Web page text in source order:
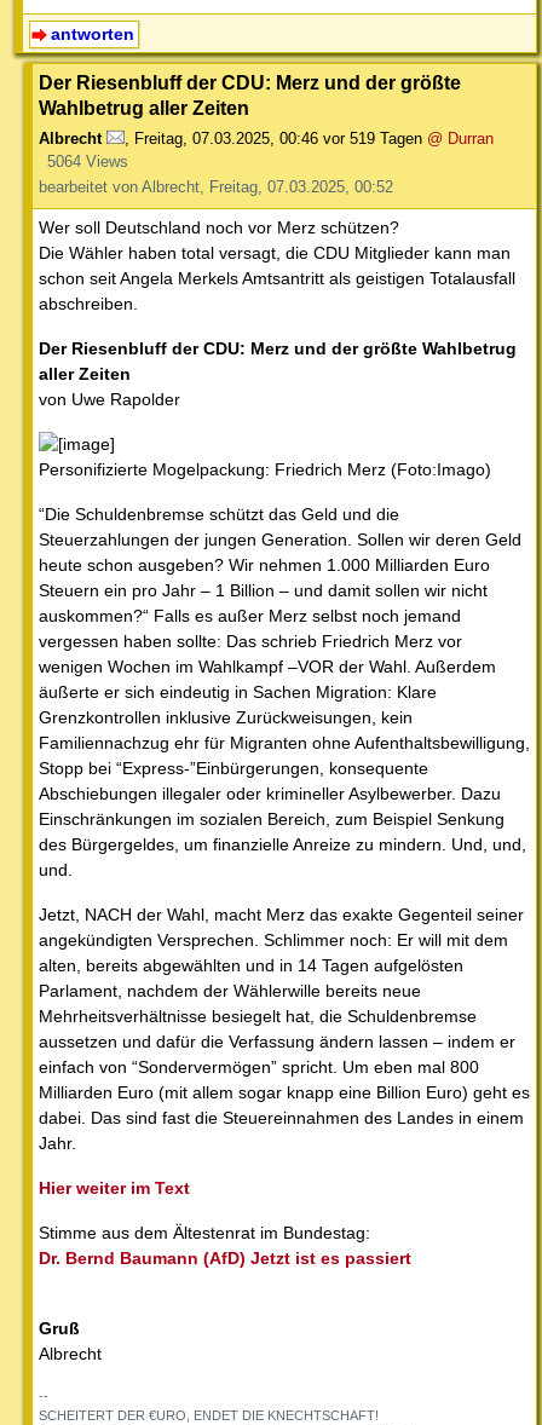
antworten
Der Riesenbluff der CDU: Merz und der größte
Wahlbetrug aller Zeiten
Albrecht Freitag, 07.03.2025, 00:46 vor 519 Tagen @ Durran
5064 Views
bearbeitet von Albrecht, Freitag, 07.03.2025, 00:52
Wer soll Deutschland noch vor Merz schützen?
Die Wähler haben total versagt, die CDU Mitglieder kann man
schon seit Angela Merkels Amtsantritt als geistigen Totalausfall
abschreiben.
Der Riesenbluff der CDU: Merz und der größte Wahlbetrug
aller Zeiten
von Uwe Rapolder
Personifizierte Mogelpackung: Friedrich Merz (Foto:Imago)
“Die Schuldenbremse schützt das Geld und die
Steuerzahlungen der jungen Generation. Sollen wir deren Geld
heute schon ausgeben? Wir nehmen 1.000 Milliarden Euro
Steuern ein pro Jahr – 1 Billion – und damit sollen wir nicht
auskommen?“ Falls es außer Merz selbst noch jemand
vergessen haben sollte: Das schrieb Friedrich Merz vor
wenigen Wochen im Wahlkampf –VOR der Wahl. Außerdem
äußerte er sich eindeutig in Sachen Migration: Klare
Grenzkontrollen inklusive Zurückweisungen, kein
Familiennachzug ehr für Migranten ohne Aufenthaltsbewilligung,
Stopp bei “Express-”Einbürgerungen, konsequente
Abschiebungen illegaler oder krimineller Asylbewerber. Dazu
Einschränkungen im sozialen Bereich, zum Beispiel Senkung
des Bürgergeldes, um finanzielle Anreize zu mindern. Und, und,
und.
Jetzt, NACH der Wahl, macht Merz das exakte Gegenteil seiner
angekündigten Versprechen. Schlimmer noch: Er will mit dem
alten, bereits abgewählten und in 14 Tagen aufgelösten
Parlament, nachdem der Wählerwille bereits neue
Mehrheitsverhältnisse besiegelt hat, die Schuldenbremse
aussetzen und dafür die Verfassung ändern lassen – indem er
einfach von “Sondervermögen” spricht. Um eben mal 800
Milliarden Euro (mit allem sogar knapp eine Billion Euro) geht es
dabei. Das sind fast die Steuereinnahmen des Landes in einem
Jahr.
Hier weiter im Text
Stimme aus dem Ältestenrat im Bundestag:
Dr. Bernd Baumann (AfD) Jetzt ist es passiert
Gruß
Albrecht
--
SCHEITERT DER €URO, ENDET DIE KNECHTSCHAFT!